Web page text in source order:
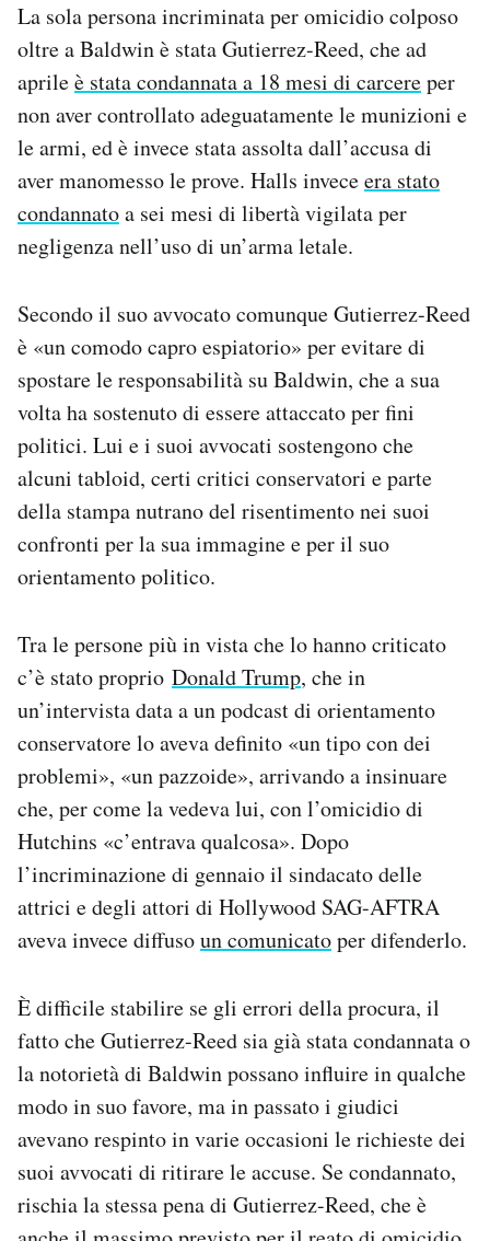
La sola persona incriminata per omicidio colposo
oltre a Baldwin è stata Gutierrez-Reed, che ad
aprileè stata condannata a 18 mesi di carcereper
non aver controllato adeguatamente le munizioni e
le armi, ed è invece stata assolta dall’accusa di
aver manomesso le prove. Halls inveceera stato
condannatoa sei mesi di libertà vigilata per
negligenza nell’uso di un’arma letale.
Secondo il suo avvocato comunque Gutierrez-Reed
è «un comodo capro espiatorio» per evitare di
spostare le responsabilità su Baldwin, che a sua
volta ha sostenuto di essere attaccato per fini
politici. Lui e i suoi avvocati sostengono che
alcuni tabloid, certi critici conservatori e parte
della stampa nutrano del risentimento nei suoi
confronti per la sua immagine e per il suo
orientamento politico.
Tra le persone più in vista che lo hanno criticato
c’è stato proprio Donald Trump, che in
un’intervista data a un podcast di orientamento
conservatore lo aveva definito «un tipo con dei
problemi», «un pazzoide», arrivando a insinuare
che, per come la vedeva lui, con l’omicidio di
Hutchins «c’entrava qualcosa». Dopo
l’incriminazione di gennaio il sindacato delle
attrici e degli attori di Hollywood SAG-AFTRA
aveva invece diffusoun comunicatoper difenderlo.
È difficile stabilire se gli errori della procura, il
fatto che Gutierrez-Reed sia già stata condannata o
la notorietà di Baldwin possano influire in qualche
modo in suo favore, ma in passato i giudici
avevano respinto in varie occasioni le richieste dei
suoi avvocati di ritirare le accuse. Se condannato,
rischia la stessa pena di Gutierrez-Reed, che è